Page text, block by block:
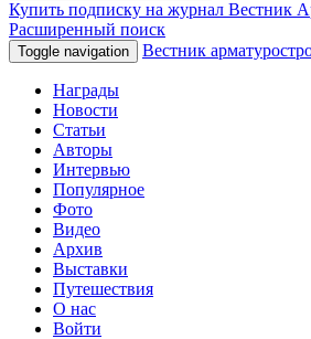
Купить подписку на журнал Вестник
Расширенный поиск
Toggle navigation Вестник
Награды
Новости
Статьи
Авторы
Интервью
Популярное
Фото
Видео
Архив
Выставки
Путешествия
О нас
Войти